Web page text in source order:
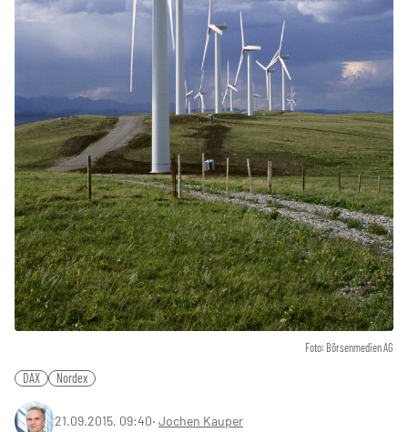
Foto: Börsenmedien AG
DAX Nordex
21.09.2015, 09:40‧ Jochen Kauper